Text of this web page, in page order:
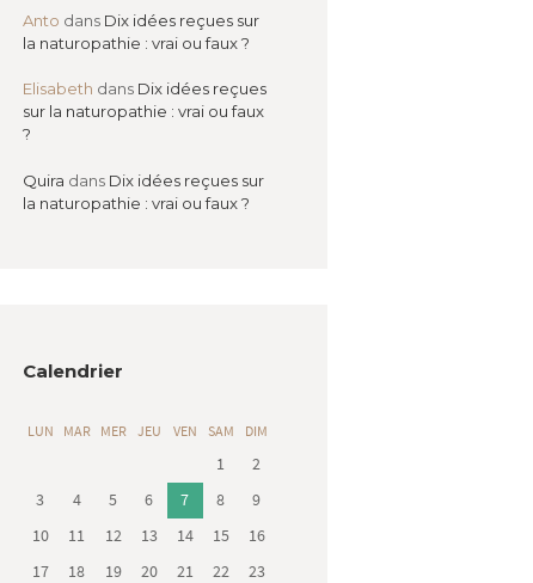
Anto dans Dix idées reçues sur
la naturopathie : vrai ou faux ?
Elisabeth dans Dix idées reçues
sur la naturopathie : vrai ou faux
?
Quira dans Dix idées reçues sur
la naturopathie : vrai ou faux ?
Calendrier
LUN MAR MER JEU VEN SAM DIM
1
2
3
4 5 6 7 8
9
10
11 12 13 14 15
16
17
18 19 20 21 22
23